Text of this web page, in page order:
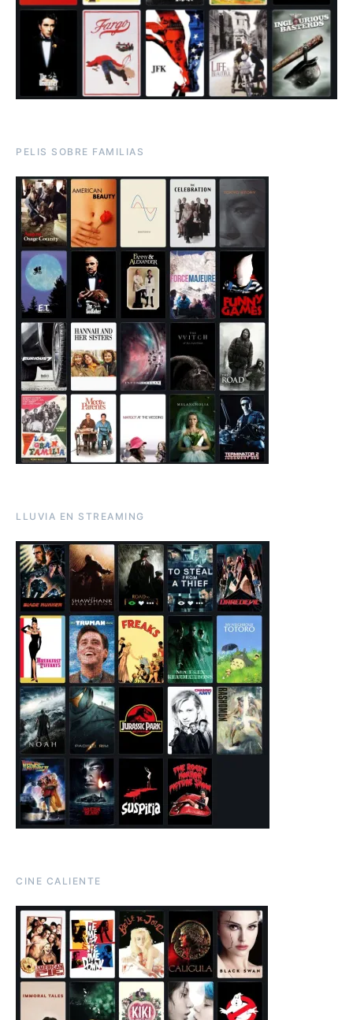
PELIS SOBRE FAMILIAS
LLUVIA EN STREAMING
CINE CALIENTE